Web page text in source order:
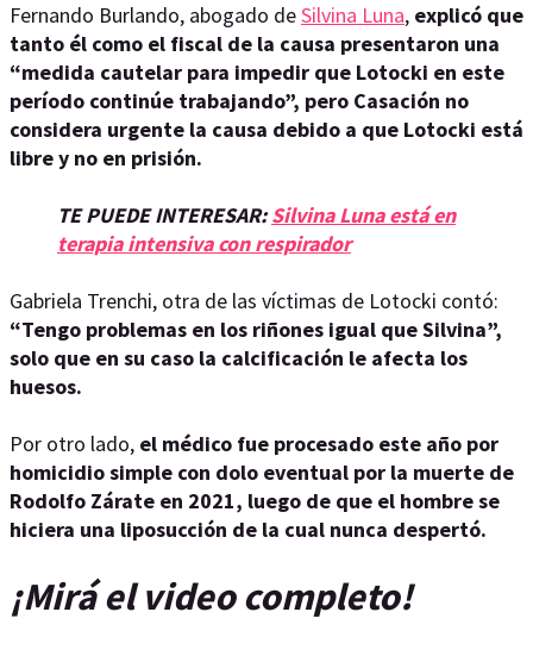
Fernando Burlando, abogado deSilvina Luna, explicó que
tanto él como el fiscal de la causa presentaron una
“medida cautelar para impedir que Lotocki en este
período continúe trabajando”, pero Casación no
considera urgente la causa debido a que Lotocki está
libre y no en prisión.
TE PUEDE INTERESAR:Silvina Luna está en
terapia intensiva con respirador
Gabriela Trenchi, otra de las víctimas de Lotocki contó:
“Tengo problemas en los riñones igual que Silvina”,
solo que en su caso la calcificación le afecta los
huesos.
Por otro lado, el médico fue procesado este año por
homicidio simple con dolo eventual por la muerte de
Rodolfo Zárate en 2021, luego de que el hombre se
hiciera una liposucción de la cual nunca despertó.
¡Mirá el video completo!